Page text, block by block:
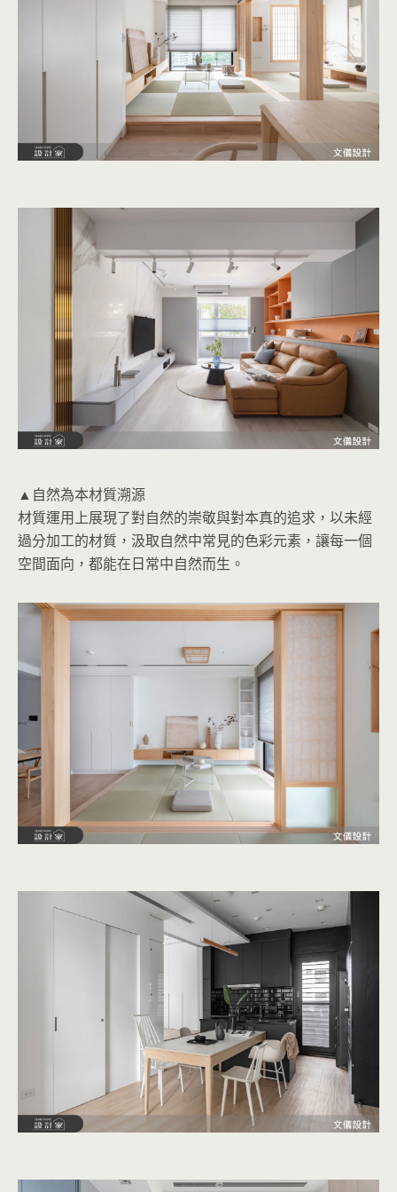
▲自然為本材質溯源
材質運用上展現了對自然的崇敬與對本真的追求，以未經
過分加工的材質，汲取自然中常見的色彩元素，讓每一個
空間面向，都能在日常中自然而生。